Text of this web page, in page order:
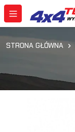
STRONA GŁÓWNA